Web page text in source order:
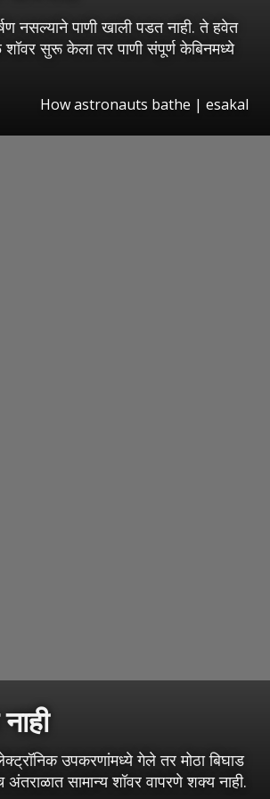
नसल्याने पाणी खाली पडत नाही. ते हवेत
शॉवर सुरू केला तर पाणी संपूर्ण केबिनमध्ये
How astronauts bathe | esakal
उपकरणांमध्ये गेले तर मोठा बिघाड
सामान्य शॉवर वापरणे शक्य नाही.